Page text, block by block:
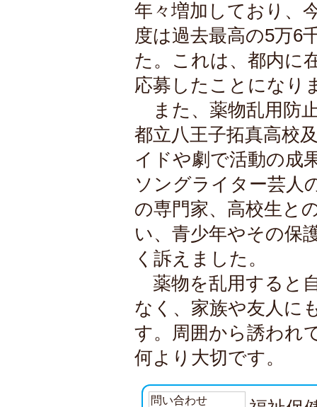
年々増加しており、
度は過去最高の5万6
た。これは、都内に
応募したことになり
また、薬物乱用防
都立八王子拓真高校
イドや劇で活動の成
ソングライター芸人
の専門家、高校生と
い、青少年やその保
く訴えました。
薬物を乱用すると
なく、家族や友人に
す。周囲から誘われ
何より大切です。
問い合わせ